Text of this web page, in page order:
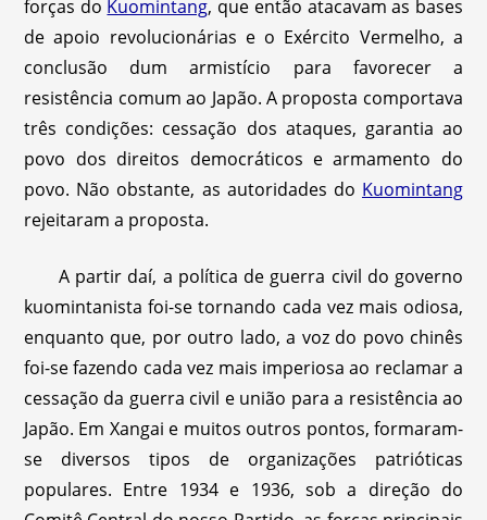
forças do Kuomintang, que então atacavam as bases
de apoio revolucionárias e o Exército Vermelho, a
conclusão dum armistício para favorecer a
resistência comum ao Japão. A proposta comportava
três condições: cessação dos ataques, garantia ao
povo dos direitos democráticos e armamento do
povo. Não obstante, as autoridades do Kuomintang
rejeitaram a proposta.
A partir daí, a política de guerra civil do governo
kuomintanista foi-se tornando cada vez mais odiosa,
enquanto que, por outro lado, a voz do povo chinês
foi-se fazendo cada vez mais imperiosa ao reclamar a
cessação da guerra civil e união para a resistência ao
Japão. Em Xangai e muitos outros pontos, formaram-
se diversos tipos de organizações patrióticas
populares. Entre 1934 e 1936, sob a direção do